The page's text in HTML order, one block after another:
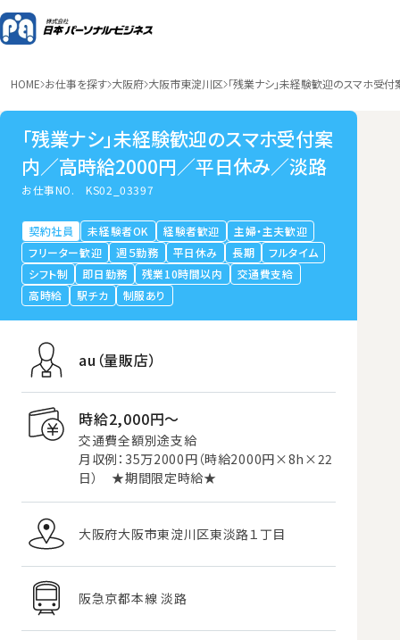
HOME お仕事を探す 大阪府 大阪市東淀川区 「残業ナシ」未経験歓迎のスマホ受
「残業ナシ」未経験歓迎のスマホ受付案
内／高時給2000円／平日休み／淡路
お仕事NO.KS02_03397
契約社員 未経験者OK 経験者歓迎
主婦・主夫歓迎
フリーター歓迎
週５勤務 平日休み 長期
フルタイム
シフト制
即日勤務 残業10時間以内
交通費支給
高時給
駅チカ 制服あり
au（量販店）
時給2,000円〜
交通費全額別途支給
月収例：35万2000円（時給2000円×8h×22
日） ★期間限定時給★
大阪府大阪市東淀川区東淡路１丁目
阪急京都本線 淡路